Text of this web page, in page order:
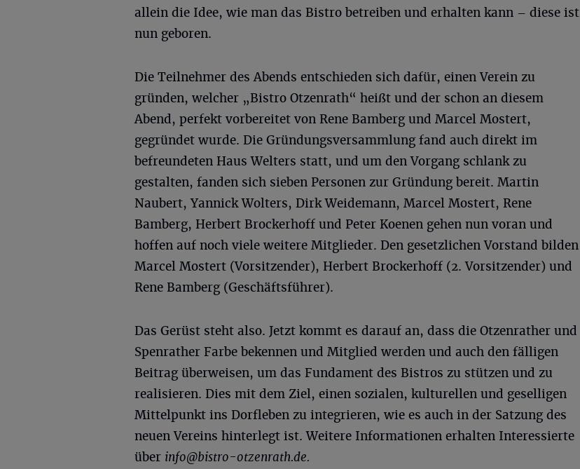
allein die Idee, wie man das Bistro betreiben und erhalten kann – diese ist
nun geboren.
Die Teilnehmer des Abends entschieden sich dafür, einen Verein zu
gründen, welcher „Bistro Otzenrath“ heißt und der schon an diesem
Abend, perfekt vorbereitet von Rene Bamberg und Marcel Mostert,
gegründet wurde. Die Gründungsversammlung fand auch direkt im
befreundeten Haus Welters statt, und um den Vorgang schlank zu
gestalten, fanden sich sieben Personen zur Gründung bereit. Martin
Naubert, Yannick Wolters, Dirk Weidemann, Marcel Mostert, Rene
Bamberg, Herbert Brockerhoff und Peter Koenen gehen nun voran und
hoffen auf noch viele weitere Mitglieder. Den gesetzlichen Vorstand bilden
Marcel Mostert (Vorsitzender), Herbert Brockerhoff (2. Vorsitzender) und
Rene Bamberg (Geschäftsführer).
Das Gerüst steht also. Jetzt kommt es darauf an, dass die Otzenrather und
Spenrather Farbe bekennen und Mitglied werden und auch den fälligen
Beitrag überweisen, um das Fundament des Bistros zu stützen und zu
realisieren. Dies mit dem Ziel, einen sozialen, kulturellen und geselligen
Mittelpunkt ins Dorfleben zu integrieren, wie es auch in der Satzung des
neuen Vereins hinterlegt ist. Weitere Informationen erhalten Interessierte
über info@bistro-otzenrath.de.